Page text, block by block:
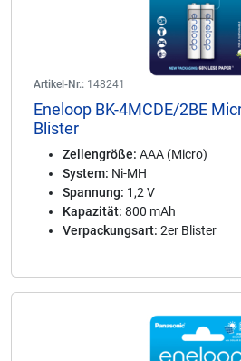
Artikel-Nr.: 148241
Eneloop BK-4MCDE/2BE
Blister
Zellengröße: AAA (Micro)
System: Ni-MH
Spannung: 1,2 V
Kapazität: 800 mAh
Verpackungsart: 2er Blister